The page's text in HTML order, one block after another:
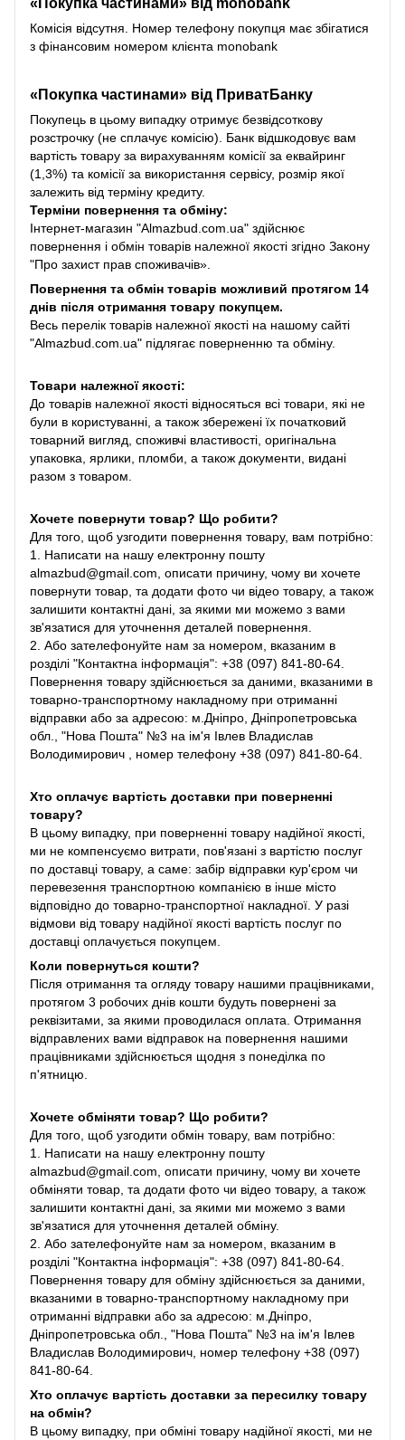
Комісія відсутня. Номер телефону покупця має збігатися
з фінансовим номером клієнта monobank
«Покупка частинами» від ПриватБанку
Покупець в цьому випадку отримує безвідсоткову
розстрочку (не сплачує комісію). Банк відшкодовує вам
вартість товару за вирахуванням комісії за еквайринг
(1,3%) та комісії за використання сервісу, розмір якої
залежить від терміну кредиту.
Терміни повернення та обміну:
Інтернет-магазин "Almazbud.com.ua" здійснює
повернення і обмін товарів належної якості згідно Закону
"Про захист прав споживачів».
Повернення та обмін товарів можливий протягом 14
днів після отримання товару покупцем.
Весь перелік товарів належної якості на нашому сайті
"Almazbud.com.ua" підлягає поверненню та обміну.
Товари належної якості:
До товарів належної якості відносяться всі товари, які не
були в користуванні, а також збережені їх початковий
товарний вигляд, споживчі властивості, оригінальна
упаковка, ярлики, пломби, а також документи, видані
разом з товаром.
Хочете повернути товар? Що робити?
Для того, щоб узгодити повернення товару, вам потрібно:
1. Написати на нашу електронну пошту
almazbud@gmail.com, описати причину, чому ви хочете
повернути товар, та додати фото чи відео товару, а також
залишити контактні дані, за якими ми можемо з вами
зв'язатися для уточнення деталей повернення.
2. Або зателефонуйте нам за номером, вказаним в
розділі "Контактна інформація": +38 (097) 841-80-64.
Повернення товару здійснюється за даними, вказаними в
товарно-транспортному накладному при отриманні
відправки або за адресою: м.Дніпро, Дніпропетровська
обл., "Нова Пошта" №3 на ім'я Івлев Владислав
Володимирович , номер телефону +38 (097) 841-80-64.
Хто оплачує вартість доставки при поверненні
товару?
В цьому випадку, при поверненні товару надійної якості,
ми не компенсуємо витрати, пов'язані з вартістю послуг
по доставці товару, а саме: забір відправки кур'єром чи
перевезення транспортною компанією в інше місто
відповідно до товарно-транспортної накладної. У разі
відмови від товару надійної якості вартість послуг по
доставці оплачується покупцем.
Коли повернуться кошти?
Після отримання та огляду товару нашими працівниками,
протягом 3 робочих днів кошти будуть повернені за
реквізитами, за якими проводилася оплата. Отримання
відправлених вами відправок на повернення нашими
працівниками здійснюється щодня з понеділка по
п'ятницю.
Хочете обміняти товар? Що робити?
Для того, щоб узгодити обмін товару, вам потрібно:
1. Написати на нашу електронну пошту
almazbud@gmail.com, описати причину, чому ви хочете
обміняти товар, та додати фото чи відео товару, а також
залишити контактні дані, за якими ми можемо з вами
зв'язатися для уточнення деталей обміну.
2. Або зателефонуйте нам за номером, вказаним в
розділі "Контактна інформація": +38 (097) 841-80-64.
Повернення товару для обміну здійснюється за даними,
вказаними в товарно-транспортному накладному при
отриманні відправки або за адресою: м.Дніпро,
Дніпропетровська обл., "Нова Пошта" №3 на ім'я Івлев
Владислав Володимирович, номер телефону +38 (097)
841-80-64.
Хто оплачує вартість доставки за пересилку товару
на обмін?
В цьому випадку, при обміні товару надійної якості, ми не